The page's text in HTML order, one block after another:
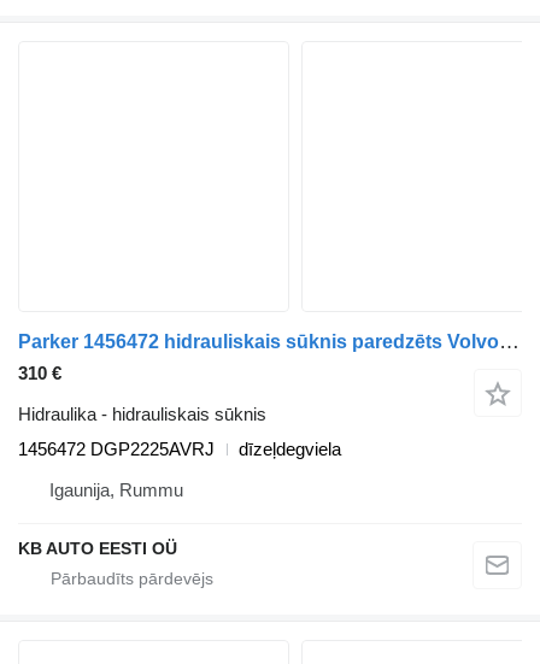
Parker 1456472 hidrauliskais sūknis paredzēts Volvo FM7-FM12, FM, FMX (1998-2014) kravas automašīnas
310 €
Hidraulika - hidrauliskais sūknis
1456472 DGP2225AVRJ
dīzeļdegviela
Igaunija, Rummu
KB AUTO EESTI OÜ